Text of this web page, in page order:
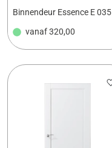
Binnendeur Essence E 035
vanaf320,00